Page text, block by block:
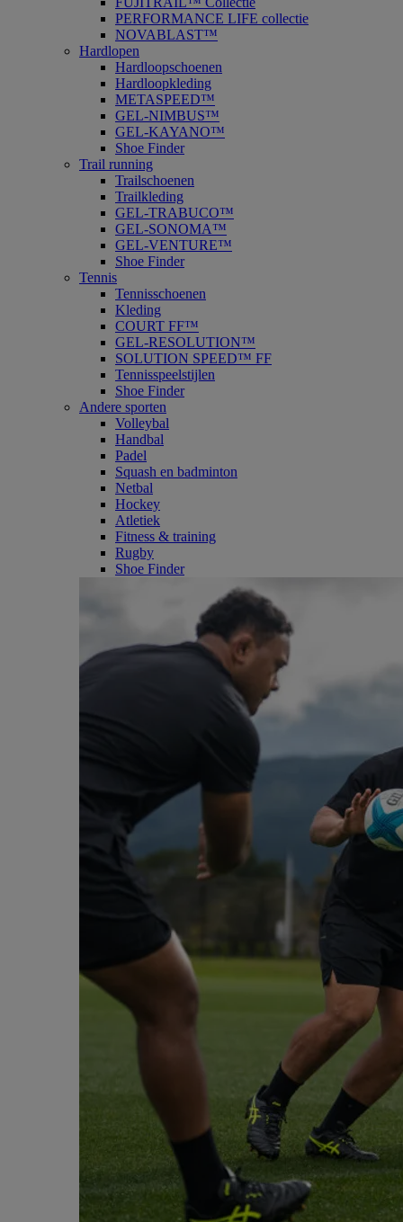
PERFORMANCE LIFE collectie
NOVABLAST™
Hardlopen
Hardloopschoenen
Hardloopkleding
METASPEED™
GEL-NIMBUS™
GEL-KAYANO™
Shoe Finder
Trail running
Trailschoenen
Trailkleding
GEL-TRABUCO™
GEL-SONOMA™
GEL-VENTURE™
Shoe Finder
Tennis
Tennisschoenen
Kleding
COURT FF™
GEL-RESOLUTION™
SOLUTION SPEED™ FF
Tennisspeelstijlen
Shoe Finder
Andere sporten
Volleybal
Handbal
Padel
Squash en badminton
Netbal
Hockey
Atletiek
Fitness & training
Rugby
Shoe Finder